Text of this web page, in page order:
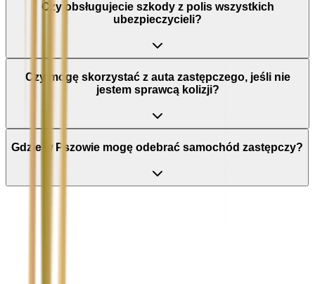
Czy obsługujecie szkody z polis wszystkich
ubezpieczycieli?
Czy mogę skorzystać z auta zastępczego, jeśli nie
jestem sprawcą kolizji?
Gdzie w Pszowie mogę odebrać samochód zastępczy?